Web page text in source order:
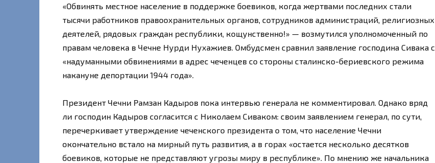
«Обвинять местное население в поддержке боевиков, когда жертвами последних стали
тысячи работников правоохранительных органов, сотрудников администраций, религиозных
деятелей, рядовых граждан республики, кощунственно!» — возмутился уполномоченный по
правам человека в Чечне Нурди Нухажиев. Омбудсмен сравнил заявление господина Сивака с
«надуманными обвинениями в адрес чеченцев со стороны сталинско-бериевского режима
накануне депортации 1944 года».
Президент Чечни Рамзан Кадыров пока интервью генерала не комментировал. Однако вряд
ли господин Кадыров согласится с Николаем Сиваком: своим заявлением генерал, по сути,
перечеркивает утверждение чеченского президента о том, что население Чечни
окончательно встало на мирный путь развития, а в горах «остается несколько десятков
боевиков, которые не представляют угрозы миру в республике». По мнению же начальника